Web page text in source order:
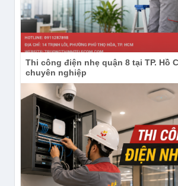
xác giữa con người và phương tiện.
đặc biệt hữu ích khi kết nối với đầu
dụng Hik-Connect, giúp bạn chỉ
quan trọng, tiết kiệm thời gian và
Thi công điện nhẹ quận 8 tại TP. Hồ
chuyên nghiệp